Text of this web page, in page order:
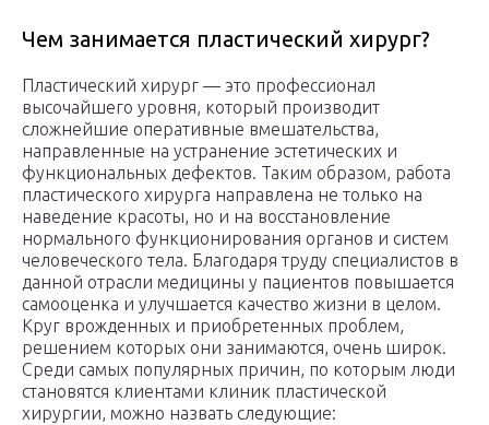
Чем занимается пластический хирург?
Пластический хирург — это профессионал
высочайшего уровня, который производит
сложнейшие оперативные вмешательства,
направленные на устранение эстетических и
функциональных дефектов. Таким образом, работа
пластического хирурга направлена не только на
наведение красоты, но и на восстановление
нормального функционирования органов и систем
человеческого тела. Благодаря труду специалистов в
данной отрасли медицины у пациентов повышается
самооценка и улучшается качество жизни в целом.
Круг врожденных и приобретенных проблем,
решением которых они занимаются, очень широк.
Среди самых популярных причин, по которым люди
становятся клиентами клиник пластической
хирургии, можно назвать следующие: